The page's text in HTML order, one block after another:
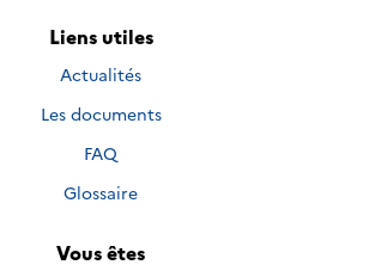
Liens utiles
Actualités
Les documents
FAQ
Glossaire
Vous êtes